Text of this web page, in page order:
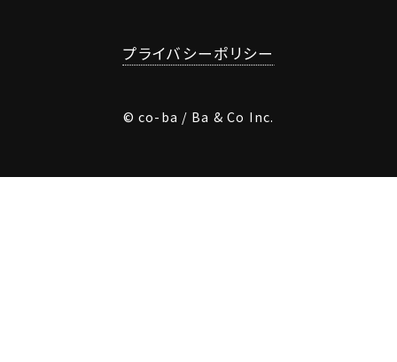
プライバシーポリシー
© co-ba / Ba & Co Inc.